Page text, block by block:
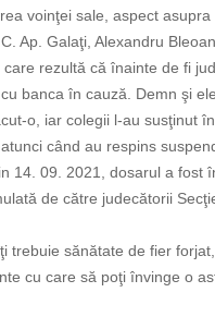
voinţei sale, aspect
Ap. Galaţi, Alexandru
rezultă că înainte de fi
banca în cauză. Demn şi
o, iar colegii l-au susţinut
când au respins
14. 09. 2021, dosarul a fost
de către judecătorii
trebuie sănătate de fier
cu care să poţi învinge o